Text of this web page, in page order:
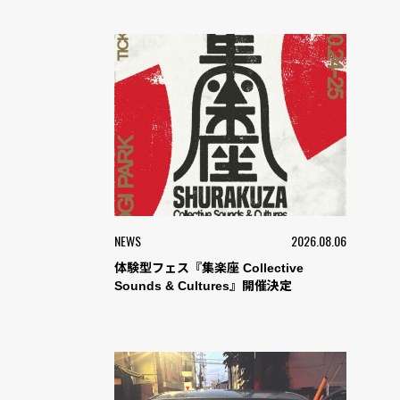
NEWS 2026.08.06
体験型フェス『集楽座 Collective
Sounds & Cultures』開催決定